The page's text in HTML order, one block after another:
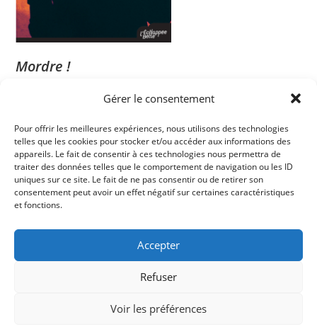
Gérer le consentement
Pour offrir les meilleures expériences, nous utilisons des technologies
telles que les cookies pour stocker et/ou accéder aux informations des
appareils. Le fait de consentir à ces technologies nous permettra de
traiter des données telles que le comportement de navigation ou les ID
uniques sur ce site. Le fait de ne pas consentir ou de retirer son
consentement peut avoir un effet négatif sur certaines caractéristiques
et fonctions.
Accepter
Refuser
Voir les préférences
Mordre !
questionne les inégalités de genre, le système
et interroge nos croyances sur la sexualité, l’amour, le
bonheur.
Une histoire humaine singulière et universelle,
une ode à la liberté d’être soi au-delà des normes et des
injonctions sociétales.
spectacle de théâtre chorégraphique
en otobre 2025, dans le cadre des